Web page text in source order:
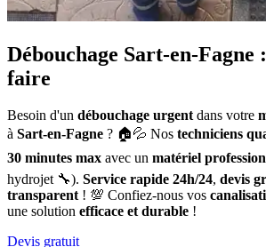
Débouchage Sart-en-Fagne
faire
Besoin d'un débouchage urgentdans votre
à Sart-en-Fagne ? 🏠💦 Nos techniciens
30 minutes max avec un matériel
hydrojet 🔧). Service rapide 24h/24, devis
transparent! 💯 Confiez-nous vos
une solution efficace et durable !
Devis gratuit